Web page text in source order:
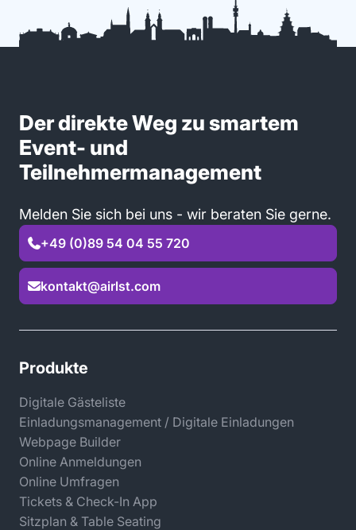
Der direkte Weg zu smartem
Event- und
Teilnehmermanagement
Melden Sie sich bei uns - wir beraten Sie gerne.
+49 (0)89 54 04 55 720
kontakt@airlst.com
Produkte
Digitale Gästeliste
Einladungsmanagement / Digitale Einladungen
Webpage Builder
Online Anmeldungen
Online Umfragen
Tickets & Check-In App
Sitzplan & Table Seating